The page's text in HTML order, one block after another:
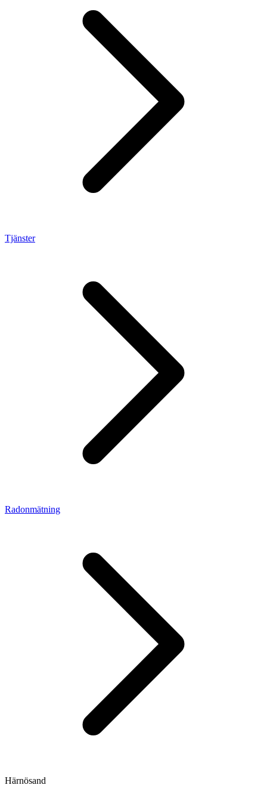
Tjänster
Radonmätning
Härnösand